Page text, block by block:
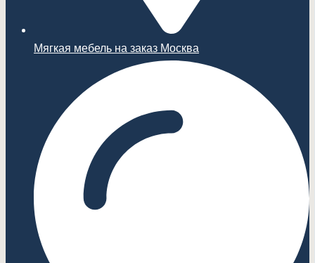
Мягкая мебель на заказ Москва